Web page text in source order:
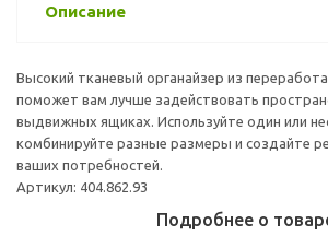
Описание
Высокий тканевый органайзер из
поможет вам лучше задействовать
выдвижных ящиках. Используйте один или
комбинируйте разные размеры и создайте
ваших потребностей.
Артикул: 404.862.93
Подробнее о